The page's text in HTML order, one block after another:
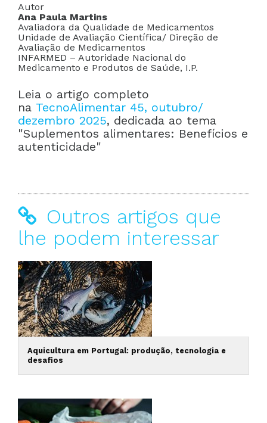
Autor
Ana Paula Martins
Avaliadora da Qualidade de Medicamentos
Unidade de Avaliação Científica/ Direção de
Avaliação de Medicamentos
INFARMED – Autoridade Nacional do
Medicamento e Produtos de Saúde, I.P.
Leia o artigo completo
na TecnoAlimentar 45, outubro/
dezembro 2025, dedicada ao tema
"Suplementos alimentares: Benefícios e
autenticidade"
Outros artigos que
lhe podem interessar
Aquicultura em Portugal: produção, tecnologia e
desafios